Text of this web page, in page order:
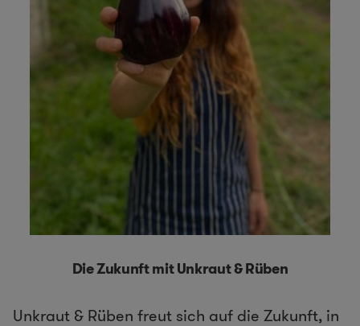
Die Zukunft mit Unkraut & Rüben
Unkraut & Rüben freut sich auf die Zukunft, in